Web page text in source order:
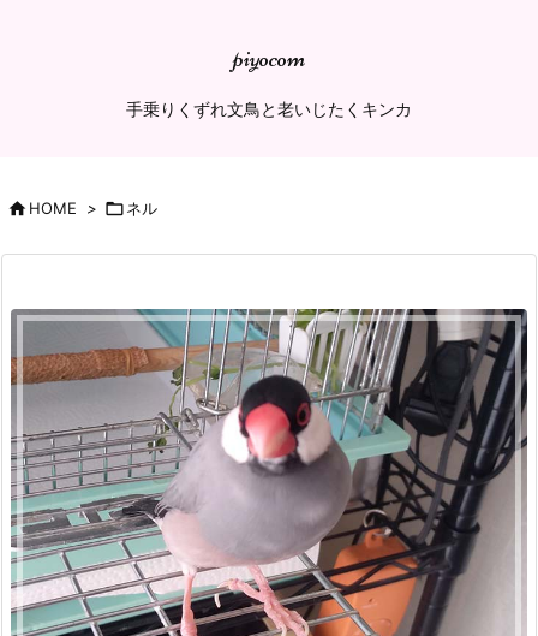
piyocom
手乗りくずれ文鳥と老いじたくキンカ
HOME > ネル